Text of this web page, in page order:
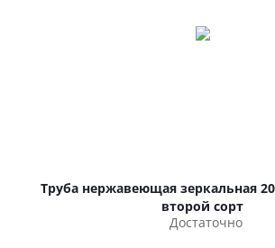
Труба нержавеющая зеркальная
второй сорт
Достаточно